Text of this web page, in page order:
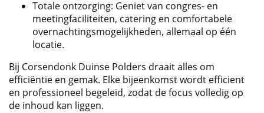
Totale ontzorging: Geniet van congres- en
meetingfaciliteiten, catering en comfortabele
overnachtingsmogelijkheden, allemaal op één
locatie.
Bij Corsendonk Duinse Polders draait alles om
efficiëntie en gemak. Elke bijeenkomst wordt efficient
en professioneel begeleid, zodat de focus volledig op
de inhoud kan liggen.